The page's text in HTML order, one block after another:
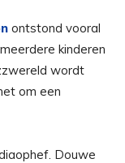
ontstond vooral
kinderen
wordt
om een
Douwe